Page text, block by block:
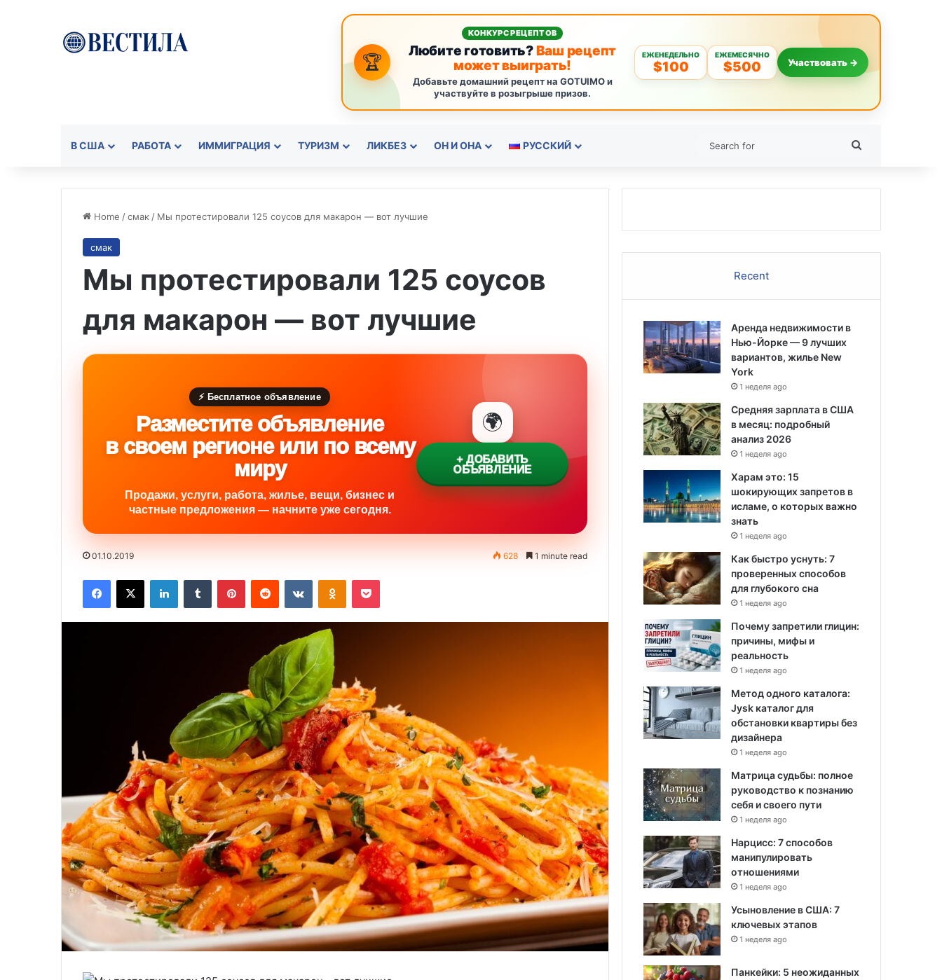
🏆
КОНКУРС РЕЦЕПТОВ
Любите готовить?Ваш рецепт
может выиграть!
Добавьте домашний рецепт на GOTUIMO и
участвуйте в розыгрыше призов.
ЕЖЕНЕДЕЛЬНО
$100
ЕЖЕМЕСЯЧНО
$500 Участвовать →
В США РАБОТА ИММИГРАЦИЯ ТУРИЗМ ЛИКБЕЗ ОН И ОНА РУССКИЙ
Home /смак / Мы протестировали 125 соусов для макарон — вот лучшие
смак
Мы протестировали 125 соусов
для макарон — вот лучшие
⚡ Бесплатное объявление
Разместите объявление
в своем регионе или по всему
миру
Продажи, услуги, работа, жилье, вещи, бизнес и
частные предложения — начните уже сегодня.
🌍
+ ДОБАВИТЬ
ОБЪЯВЛЕНИЕ
01.10.2019 628 1 minute read
Recent
Аренда недвижимости в
Нью-Йорке — 9 лучших
вариантов, жилье New
York
1 неделя ago
Средняя зарплата в США
в месяц: подробный
анализ 2026
1 неделя ago
Харам это: 15
шокирующих запретов в
исламе, о которых важно
знать
1 неделя ago
Как быстро уснуть: 7
проверенных способов
для глубокого сна
1 неделя ago
Почему запретили глицин:
причины, мифы и
реальность
1 неделя ago
Метод одного каталога:
Jysk каталог для
обстановки квартиры без
дизайнера
1 неделя ago
Матрица судьбы: полное
руководство к познанию
себя и своего пути
1 неделя ago
Нарцисс: 7 способов
манипулировать
отношениями
1 неделя ago
Усыновление в США: 7
ключевых этапов
1 неделя ago
Панкейки: 5 неожиданных